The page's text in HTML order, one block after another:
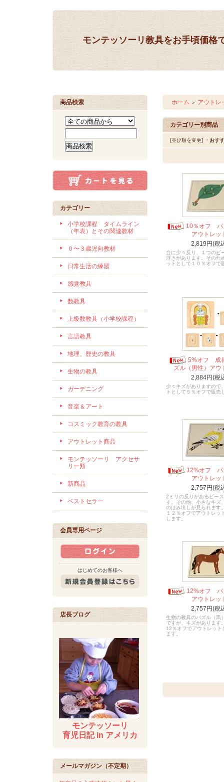
モンテッソーリ教具をお手頃価格
商品検索
カテゴリー
小学校課程 タイムライン
（年表）とその関連教材
０〜３歳児向教材
日常生活の練習
感覚教具
数教具
上級数教具（小学校課程）
言語教具
地理、歴史の教具
生物の教具
ガーデニング
音楽＆アート
コスミック教育の教具
アウトレット商品
モンテッソーリ アクセサ
リー類
新商品
ベストセラー
会員専用ページ
はじめてのお客様へ
店長ブログ
モンテッソーリ
育児日記 in アメリカ
メールマガジン（不定期）
ホーム ＞ アウトレ
カテゴリー別商品
[並び順を変更] ・おす
10％オフ パ
アウトレッ
2,819円(税
台に少々反り、１つのピ
浮きがあります。そのた
ットとして１０％オフで
5%オフ 成
ズル（男性）アウ
2,884円(税
少々キズがありますので
トとして５％オフで販売
12%オフ パ
アウトレッ
2,757円(税
2ミリの反りがあるピー
す。その他、小さなキズ
のはみ出しが見られます
１２％オフでアウトレッ
します。
12%オフ パ
アウトレッ
2,757円(税
生物の教具のパズル（馬
ですが、キズがあります
12％オフでアウトレット
ます。